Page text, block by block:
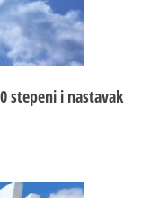
stepeni i nastavak